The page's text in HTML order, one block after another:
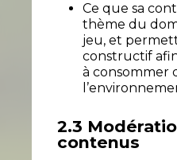
Ce que sa
thème du
jeu, et
constructif
à consommer
2.3
contenus